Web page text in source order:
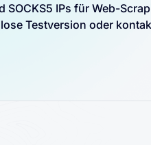
SOCKS5 IPs für Web-
Testversion oder